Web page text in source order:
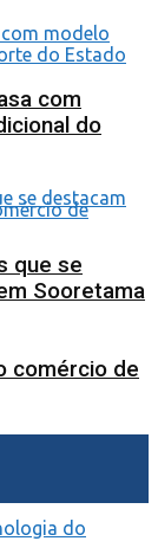
comércio de
com
do
que se
Sooretama